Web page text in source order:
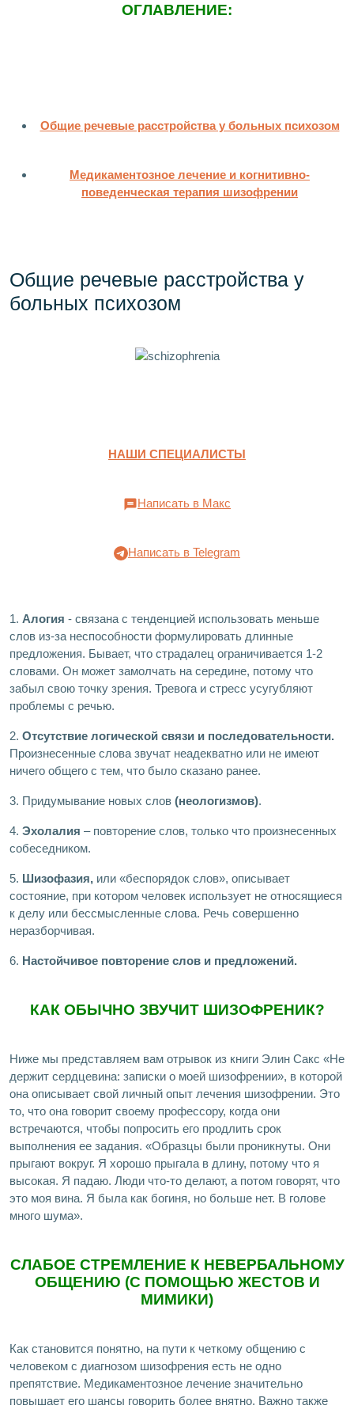
ОГЛАВЛЕНИЕ:
Общие речевые расстройства у больных психозом
Медикаментозное лечение и когнитивно-
поведенческая терапия шизофрении
Общие речевые расстройства у
больных психозом
НАШИ СПЕЦИАЛИСТЫ
Написать в Макс
Написать в Telegram
1. Алогия - связана с тенденцией использовать меньше
слов из-за неспособности формулировать длинные
предложения. Бывает, что страдалец ограничивается 1-2
словами. Он может замолчать на середине, потому что
забыл свою точку зрения. Тревога и стресс усугубляют
проблемы с речью.
2. Отсутствие логической связи и последовательности.
Произнесенные слова звучат неадекватно или не имеют
ничего общего с тем, что было сказано ранее.
3. Придумывание новых слов (неологизмов).
4. Эхолалия – повторение слов, только что произнесенных
собеседником.
5. Шизофазия, или «беспорядок слов», описывает
состояние, при котором человек использует не относящиеся
к делу или бессмысленные слова. Речь совершенно
неразборчивая.
6. Настойчивое повторение слов и предложений.
КАК ОБЫЧНО ЗВУЧИТ ШИЗОФРЕНИК?
Ниже мы представляем вам отрывок из книги Элин Сакс «Не
держит сердцевина: записки о моей шизофрении», в которой
она описывает свой личный опыт лечения шизофрении. Это
то, что она говорит своему профессору, когда они
встречаются, чтобы попросить его продлить срок
выполнения ее задания. «Образцы были проникнуты. Они
прыгают вокруг. Я хорошо прыгала в длину, потому что я
высокая. Я падаю. Люди что-то делают, а потом говорят, что
это моя вина. Я была как богиня, но больше нет. В голове
много шума».
СЛАБОЕ СТРЕМЛЕНИЕ К НЕВЕРБАЛЬНОМУ
ОБЩЕНИЮ (С ПОМОЩЬЮ ЖЕСТОВ И
МИМИКИ)
Как становится понятно, на пути к четкому общению с
человеком с диагнозом шизофрения есть не одно
препятствие. Медикаментозное лечение значительно
повышает его шансы говорить более внятно. Важно также